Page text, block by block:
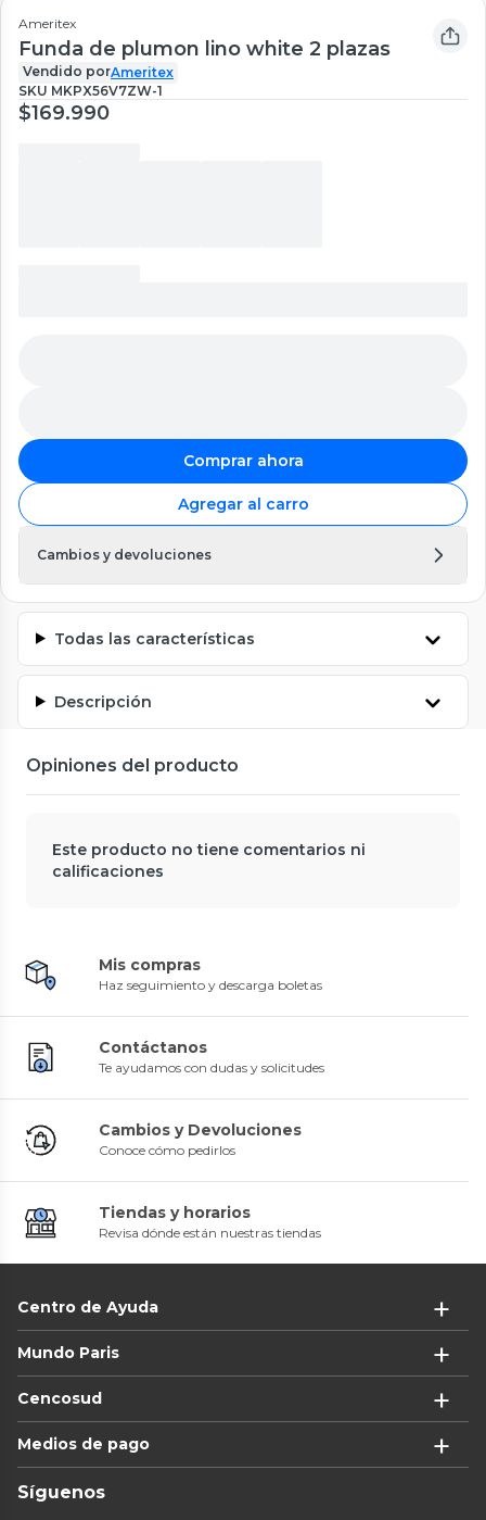
Ameritex
Funda de plumon lino white 2 plazas
Vendido porAmeritex
SKU MKPX56V7ZW-1
$169.990
Comprar ahora
Agregar al carro
Cambios y devoluciones
Todas las características
Descripción
Opiniones del producto
Este producto no tiene comentarios ni
calificaciones
Mis compras
Haz seguimiento y descarga boletas
Contáctanos
Te ayudamos con dudas y solicitudes
Cambios y Devoluciones
Conoce cómo pedirlos
Tiendas y horarios
Revisa dónde están nuestras tiendas
Centro de Ayuda
Mundo Paris
Cencosud
Medios de pago
Síguenos